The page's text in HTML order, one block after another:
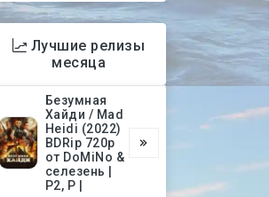
Лучшие релизы
месяца
Безумная
Хайди / Mad
Heidi (2022)
BDRip 720p
от DoMiNo &
селезень |
P2, P |